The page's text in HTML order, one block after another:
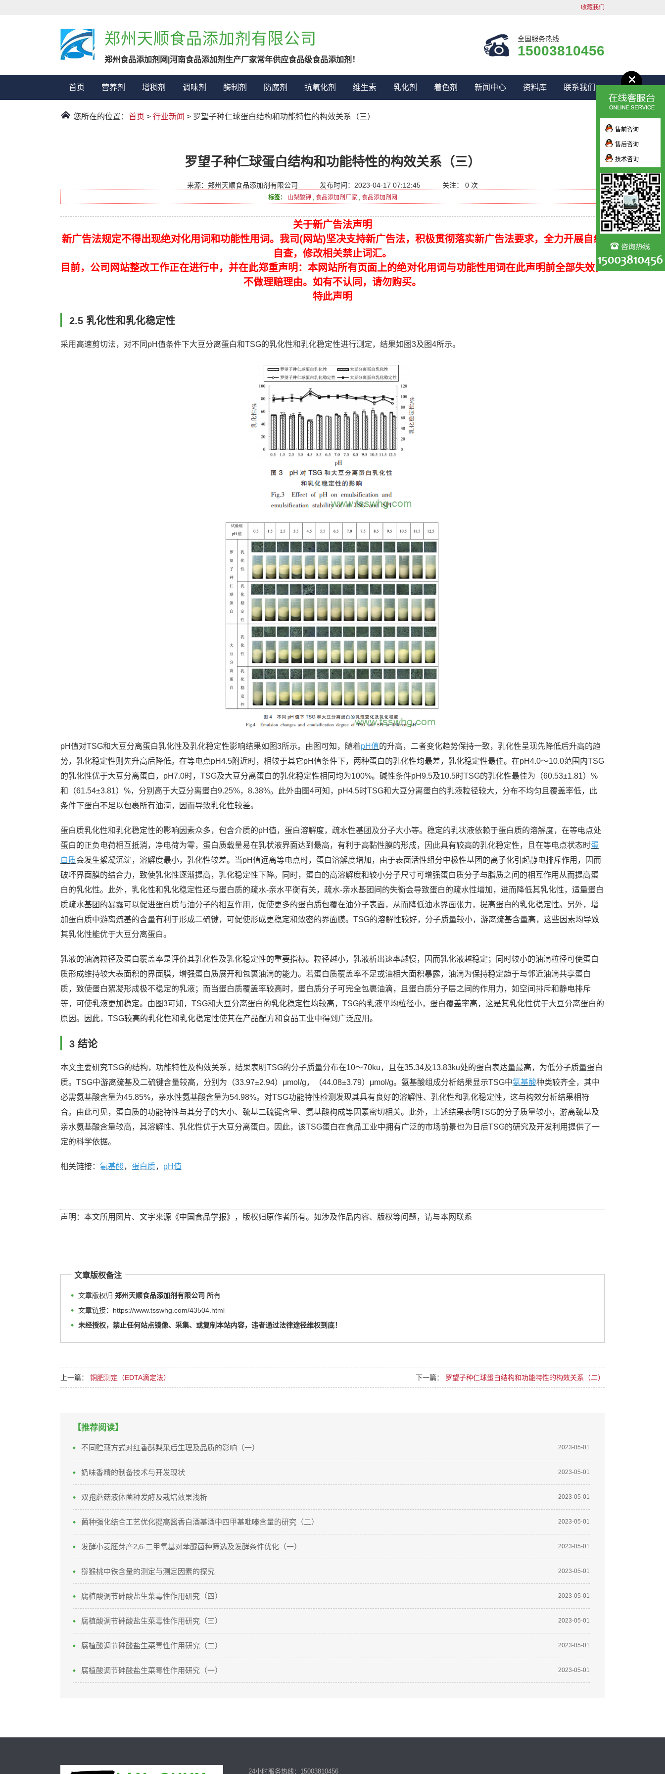
收藏我们
郑州天顺食品添加剂有限公司
郑州食品添加剂网|河南食品添加剂生产厂家常年供应食品级食品添加剂！
全国服务热线
15003810456
首页 营养剂 增稠剂 调味剂 酶制剂 防腐剂 抗氧化剂 维生素 乳化剂 着色剂 新闻中心 资料库 联系我们
您所在的位置： 首页 > 行业新闻 > 罗望子种仁球蛋白结构和功能特性的构效关系（三）
罗望子种仁球蛋白结构和功能特性的构效关系（三）
来源：郑州天顺食品添加剂有限公司 发布时间：2023-04-17 07:12:45 关注： 0 次
标签： 山梨酸钾 , 食品添加剂厂家, 食品添加剂网
关于新广告法声明
新广告法规定不得出现绝对化用词和功能性用词。我司(网站)坚决支持新广告法，积极贯彻落实新广告法要求，全力开展自纠
自查，修改相关禁止词汇。
目前，公司网站整改工作正在进行中，并在此郑重声明：本网站所有页面上的绝对化用词与功能性用词在此声明前全部失效，
不做理赔理由。如有不认同，请勿购买。
特此声明
2.5 乳化性和乳化稳定性
采用高速剪切法，对不同pH值条件下大豆分离蛋白和TSG的乳化性和乳化稳定性进行测定，结果如图3及图4所示。
pH值对TSG和大豆分离蛋白乳化性及乳化稳定性影响结果如图3所示。由图可知，随着pH值的升高，二者变化趋势保持一致，乳化性呈现先降低后升高的趋
势，乳化稳定性则先升高后降低。在等电点pH4.5附近时，相较于其它pH值条件下，两种蛋白的乳化性均最差，乳化稳定性最佳。在pH4.0～10.0范围内TSG
的乳化性优于大豆分离蛋白，pH7.0时，TSG及大豆分离蛋白的乳化稳定性相同均为100%。碱性条件pH9.5及10.5时TSG的乳化性最佳为（60.53±1.81）%
和（61.54±3.81）%，分别高于大豆分离蛋白9.25%，8.38%。此外由图4可知，pH4.5时TSG和大豆分离蛋白的乳液粒径较大，分布不均匀且覆盖率低，此
条件下蛋白不足以包裹所有油滴，因而导致乳化性较差。
蛋白质乳化性和乳化稳定性的影响因素众多，包含介质的pH值，蛋白溶解度，疏水性基团及分子大小等。稳定的乳状液依赖于蛋白质的溶解度，在等电点处
蛋白的正负电荷相互抵消，净电荷为零，蛋白质载量易在乳状液界面达到最高，有利于高黏性膜的形成，因此具有较高的乳化稳定性，且在等电点状态时蛋
白质会发生絮凝沉淀，溶解度最小，乳化性较差。当pH值远离等电点时，蛋白溶解度增加，由于表面活性组分中极性基团的离子化引起静电排斥作用，因而
破坏界面膜的结合力，致使乳化性逐渐提高，乳化稳定性下降。同时，蛋白的高溶解度和较小分子尺寸可增强蛋白质分子与脂质之间的相互作用从而提高蛋
白的乳化性。此外，乳化性和乳化稳定性还与蛋白质的疏水-亲水平衡有关，疏水-亲水基团间的失衡会导致蛋白的疏水性增加，进而降低其乳化性，适量蛋白
质疏水基团的暴露可以促进蛋白质与油分子的相互作用，促使更多的蛋白质包覆在油分子表面，从而降低油水界面张力，提高蛋白的乳化稳定性。另外，增
加蛋白质中游离巯基的含量有利于形成二硫键，可促使形成更稳定和致密的界面膜。TSG的溶解性较好，分子质量较小，游离巯基含量高，这些因素均导致
其乳化性能优于大豆分离蛋白。
乳液的油滴粒径及蛋白覆盖率是评价其乳化性及乳化稳定性的重要指标。粒径越小，乳液析出速率越慢，因而乳化液越稳定；同时较小的油滴粒径可使蛋白
质形成维持较大表面积的界面膜，增强蛋白质展开和包裹油滴的能力。若蛋白质覆盖率不足或油相大面积暴露，油滴为保持稳定趋于与邻近油滴共享蛋白
质，致使蛋白絮凝形成极不稳定的乳液；而当蛋白质覆盖率较高时，蛋白质分子可完全包裹油滴，且蛋白质分子层之间的作用力，如空间排斥和静电排斥
等，可使乳液更加稳定。由图3可知，TSG和大豆分离蛋白的乳化稳定性均较高，TSG的乳液平均粒径小，蛋白覆盖率高，这是其乳化性优于大豆分离蛋白的
原因。因此，TSG较高的乳化性和乳化稳定性使其在产品配方和食品工业中得到广泛应用。
3 结论
本文主要研究TSG的结构，功能特性及构效关系，结果表明TSG的分子质量分布在10～70ku，且在35.34及13.83ku处的蛋白表达量最高，为低分子质量蛋白
质。TSG中游离巯基及二硫键含量较高，分别为（33.97±2.94）μmol/g，（44.08±3.79）μmol/g。氨基酸组成分析结果显示TSG中氨基酸种类较齐全，其中
必需氨基酸含量为45.85%，亲水性氨基酸含量为54.98%。对TSG功能特性检测发现其具有良好的溶解性、乳化性和乳化稳定性，这与构效分析结果相符
合。由此可见，蛋白质的功能特性与其分子的大小、巯基二硫键含量、氨基酸构成等因素密切相关。此外，上述结果表明TSG的分子质量较小，游离巯基及
亲水氨基酸含量较高，其溶解性、乳化性优于大豆分离蛋白。因此，该TSG蛋白在食品工业中拥有广泛的市场前景也为日后TSG的研究及开发利用提供了一
定的科学依据。
相关链接： 氨基酸， 蛋白质， pH值
声明：本文所用图片、文字来源《中国食品学报》，版权归原作者所有。如涉及作品内容、版权等问题，请与本网联系
文章版权备注
文章版权归 郑州天顺食品添加剂有限公司 所有
文章链接：https://www.tsswhg.com/43504.html
未经授权，禁止任何站点镜像、采集、或复制本站内容，违者通过法律途径维权到底！
上一篇： 铜肥测定（EDTA滴定法） 下一篇： 罗望子种仁球蛋白结构和功能特性的构效关系（二）
【推荐阅读】
2023-05-01
不同贮藏方式对红香酥梨采后生理及品质的影响（一）
2023-05-01
奶味香精的制备技术与开发现状
2023-05-01
双孢蘑菇液体菌种发酵及栽培效果浅析
2023-05-01
菌种强化结合工艺优化提高酱香白酒基酒中四甲基吡嗪含量的研究（二）
2023-05-01
发酵小麦胚芽产2,6-二甲氧基对苯醌菌种筛选及发酵条件优化（一）
2023-05-01
猕猴桃中铁含量的测定与测定因素的探究
2023-05-01
腐植酸调节砷酸盐生菜毒性作用研究（四）
2023-05-01
腐植酸调节砷酸盐生菜毒性作用研究（三）
2023-05-01
腐植酸调节砷酸盐生菜毒性作用研究（二）
2023-05-01
腐植酸调节砷酸盐生菜毒性作用研究（一）
24小时服务热线：15003810456
售前咨询
售后咨询
技术咨询